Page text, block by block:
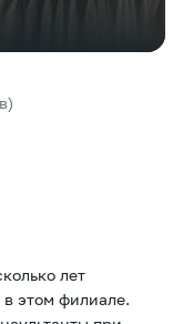
лет
этом филиале.